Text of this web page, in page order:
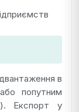
в
попутним
Експорт у